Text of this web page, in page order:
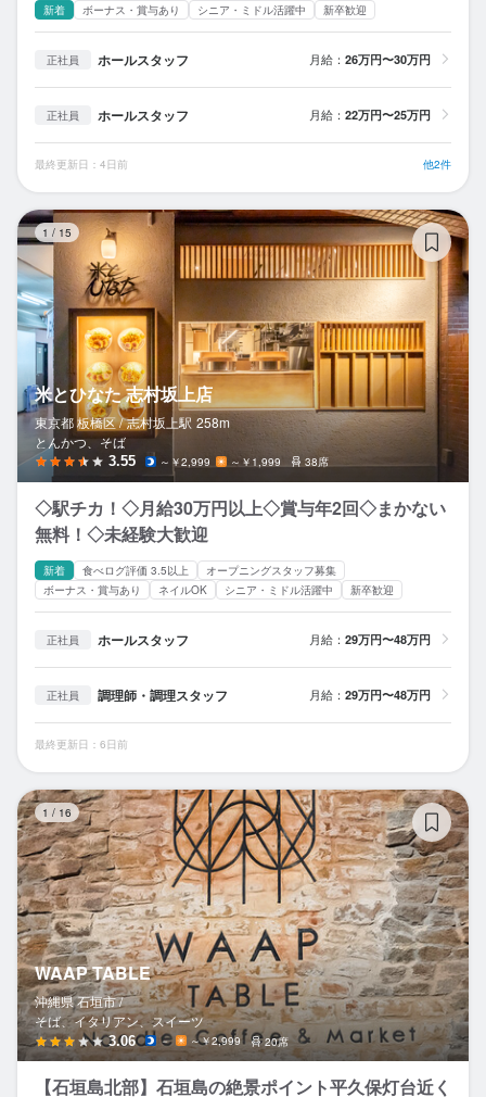
新着 ボーナス・賞与あり シニア・ミドル活躍中 新卒歓迎
正社員 ホールスタッフ 月給： 26万円〜30万円
正社員 ホールスタッフ 月給： 22万円〜25万円
最終更新日：4日前 他2件
1 / 15
米とひなた 志村坂上店
東京都 板橋区 / 志村坂上駅 258m
とんかつ、そば
3.55 ～￥2,999 ～￥1,999 38席
◇駅チカ！◇月給30万円以上◇賞与年2回◇まかない
無料！◇未経験大歓迎
新着 食べログ評価 3.5以上
オープニングスタッフ募集
ボーナス・賞与あり
ネイルOK シニア・ミドル活躍中 新卒歓迎
正社員 ホールスタッフ 月給： 29万円〜48万円
正社員 調理師・調理スタッフ 月給： 29万円〜48万円
最終更新日：6日前
1 / 16
WAAP TABLE
沖縄県 石垣市 /
そば、イタリアン、スイーツ
3.06 － ～￥2,999 20席
【石垣島北部】石垣島の絶景ポイント平久保灯台近く